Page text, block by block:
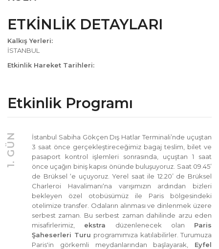
ETKİNLİK DETAYLARI
Kalkış Yerleri:
İSTANBUL
Etkinlik Hareket Tarihleri:
Etkinlik Programı
1. GÜN
İstanbul Sabiha Gökçen Dış Hatlar Terminali’nde uçuştan
3 saat önce gerçekleştireceğimiz bagaj teslim, bilet ve
pasaport kontrol işlemleri sonrasında, uçuştan 1 saat
önce uçağın biniş kapısı önünde buluşuyoruz. Saat 09.45’
de Brüksel ‘e uçuyoruz. Yerel saat ile 12.20’ de Brüksel
Charleroi Havalimanı‘na varışımızın ardından bizleri
bekleyen özel otobüsümüz ile Paris bölgesindeki
otelimize transfer. Odaların alınması ve dinlenmek üzere
serbest zaman. Bu serbest zaman dahilinde arzu eden
misafirlerimiz, ekstra düzenlenecek olan Paris
Şaheserleri Turu programımıza katılabilirler. Turumuza
Paris'in görkemli meydanlarından başlayarak, Eyfel